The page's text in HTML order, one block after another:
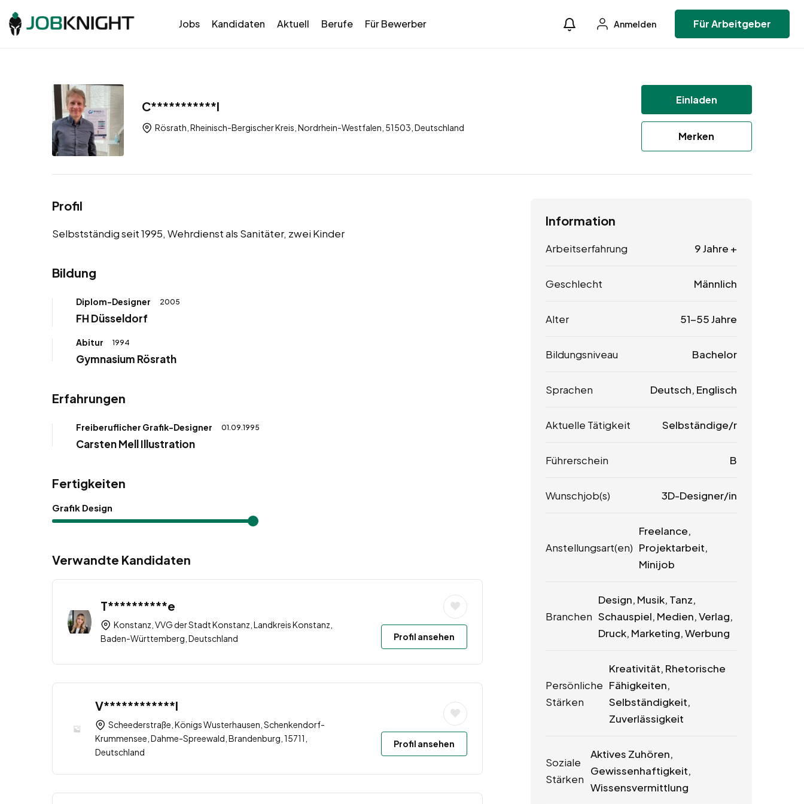
Jobs Kandidaten Aktuell Berufe Für Bewerber Anmelden Für Arbeitgeber
C***********l
Rösrath, Rheinisch-Bergischer Kreis, Nordrhein-Westfalen, 51503, Deutschland
Einladen
Merken
Profil
Selbstständig seit 1995, Wehrdienst als Sanitäter, zwei Kinder
Bildung
Diplom-Designer 2005
FH Düsseldorf
Abitur 1994
Gymnasium Rösrath
Erfahrungen
Freiberuflicher Grafik-Designer 01.09.1995
Carsten Mell Illustration
Fertigkeiten
Grafik Design
Verwandte Kandidaten
T**********e
Konstanz, VVG der Stadt Konstanz, Landkreis Konstanz,
Baden-Württemberg, Deutschland
Profil ansehen
V************l
Scheederstraße, Königs Wusterhausen, Schenkendorf-
Krummensee, Dahme-Spreewald, Brandenburg, 15711,
Deutschland
Profil ansehen
Information
Arbeitserfahrung 9 Jahre +
Geschlecht Männlich
Alter 51-55 Jahre
Bildungsniveau Bachelor
Sprachen Deutsch, Englisch
Aktuelle Tätigkeit Selbständige/r
Führerschein B
Wunschjob(s) 3D-Designer/in
Anstellungsart(en)
Freelance,
Projektarbeit,
Minijob
Branchen
Design, Musik, Tanz,
Schauspiel, Medien, Verlag,
Druck, Marketing, Werbung
Persönliche
Stärken
Kreativität, Rhetorische
Fähigkeiten,
Selbständigkeit,
Zuverlässigkeit
Soziale
Stärken
Aktives Zuhören,
Gewissenhaftigkeit,
Wissensvermittlung